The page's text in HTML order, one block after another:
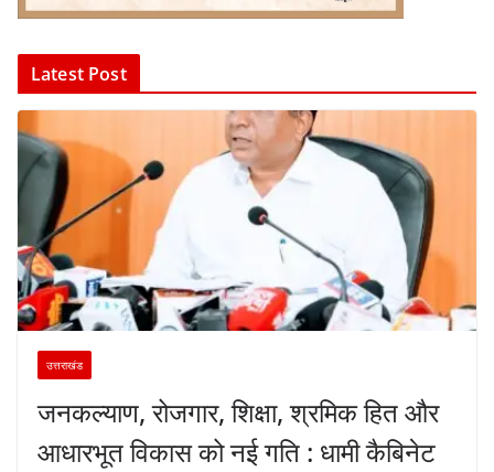
Latest Post
उत्तराखंड
जनकल्याण, रोजगार, शिक्षा, श्रमिक हित और
आधारभूत विकास को नई गति : धामी कैबिनेट